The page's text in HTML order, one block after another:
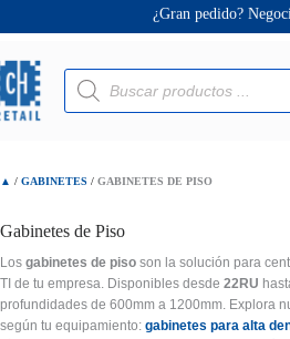
Ofertas únicas te
Búsqueda
de
productos
▲ / GABINETES / GABINETES DE PISO
Gabinetes de Piso
Los gabinetes de piso son la solución para
TI de tu empresa. Disponibles desde 22RU
profundidades de 600mm a 1200mm. Explora
según tu equipamiento: gabinetes para alta